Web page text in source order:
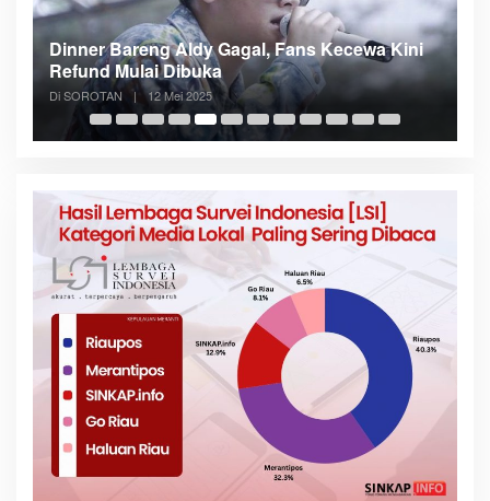
Dinner Bareng Aldy Gagal, Fans Kecewa Kini
Refund Mulai Dibuka
Di SOROTAN | 12 Mei 2025